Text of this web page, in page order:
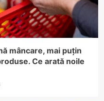
mâncare, mai puțin
Ce arată noile